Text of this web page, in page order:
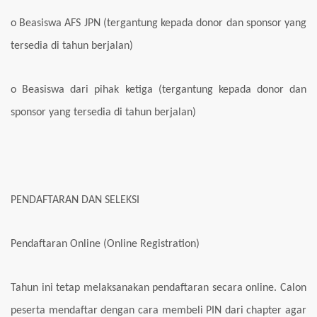
o Beasiswa AFS JPN (tergantung kepada donor dan sponsor yang
tersedia di tahun berjalan)
o Beasiswa dari pihak ketiga (tergantung kepada donor dan
sponsor yang tersedia di tahun berjalan)
PENDAFTARAN DAN SELEKSI
Pendaftaran Online (Online Registration)
Tahun ini tetap melaksanakan pendaftaran secara online. Calon
peserta mendaftardengan cara membeli PIN dari chapter agar